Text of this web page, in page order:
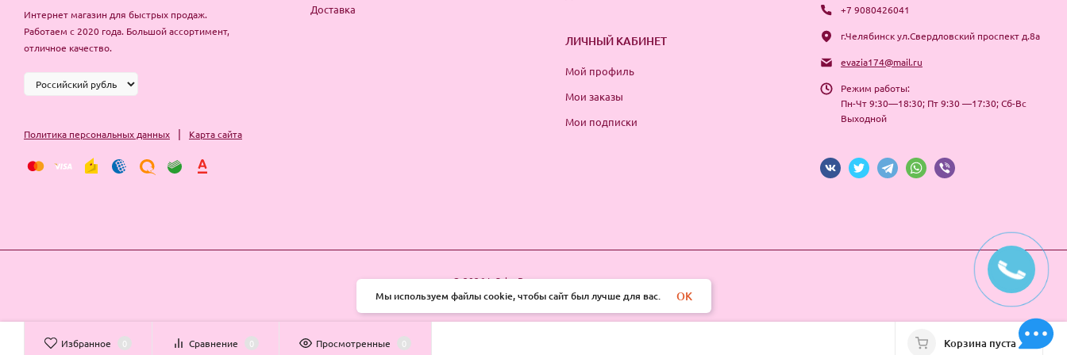
Интернет магазин для быстрых продаж.
Работаем с 2020 года. Большой ассортимент,
отличное качество.
Политика персональных данных | Карта сайта
Доставка
ЛИЧНЫЙ КАБИНЕТ
Мой профиль
Мои заказы
Мои подписки
+7 9080426041
г.Челябинск ул.Свердловский проспект д.8а
evazia174@mail.ru
Режим работы:
Пн-Чт 9:30—18:30; Пт 9:30 —17:30; Сб-Вс
Выходной
© 2026 InSale. Все права защищены
Избранное 0 Сравнение 0 Просмотренные 0 Корзина пуста
Мы используем файлы cookie, чтобы сайт был лучше для вас. OK